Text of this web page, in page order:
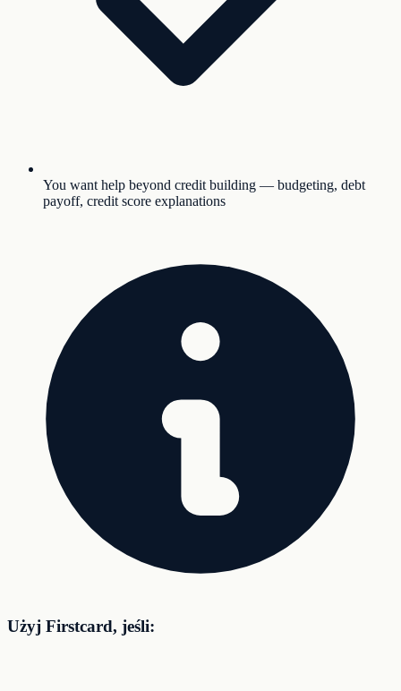
You want help beyond credit building — budgeting, debt
payoff, credit score explanations
Użyj Firstcard, jeśli: